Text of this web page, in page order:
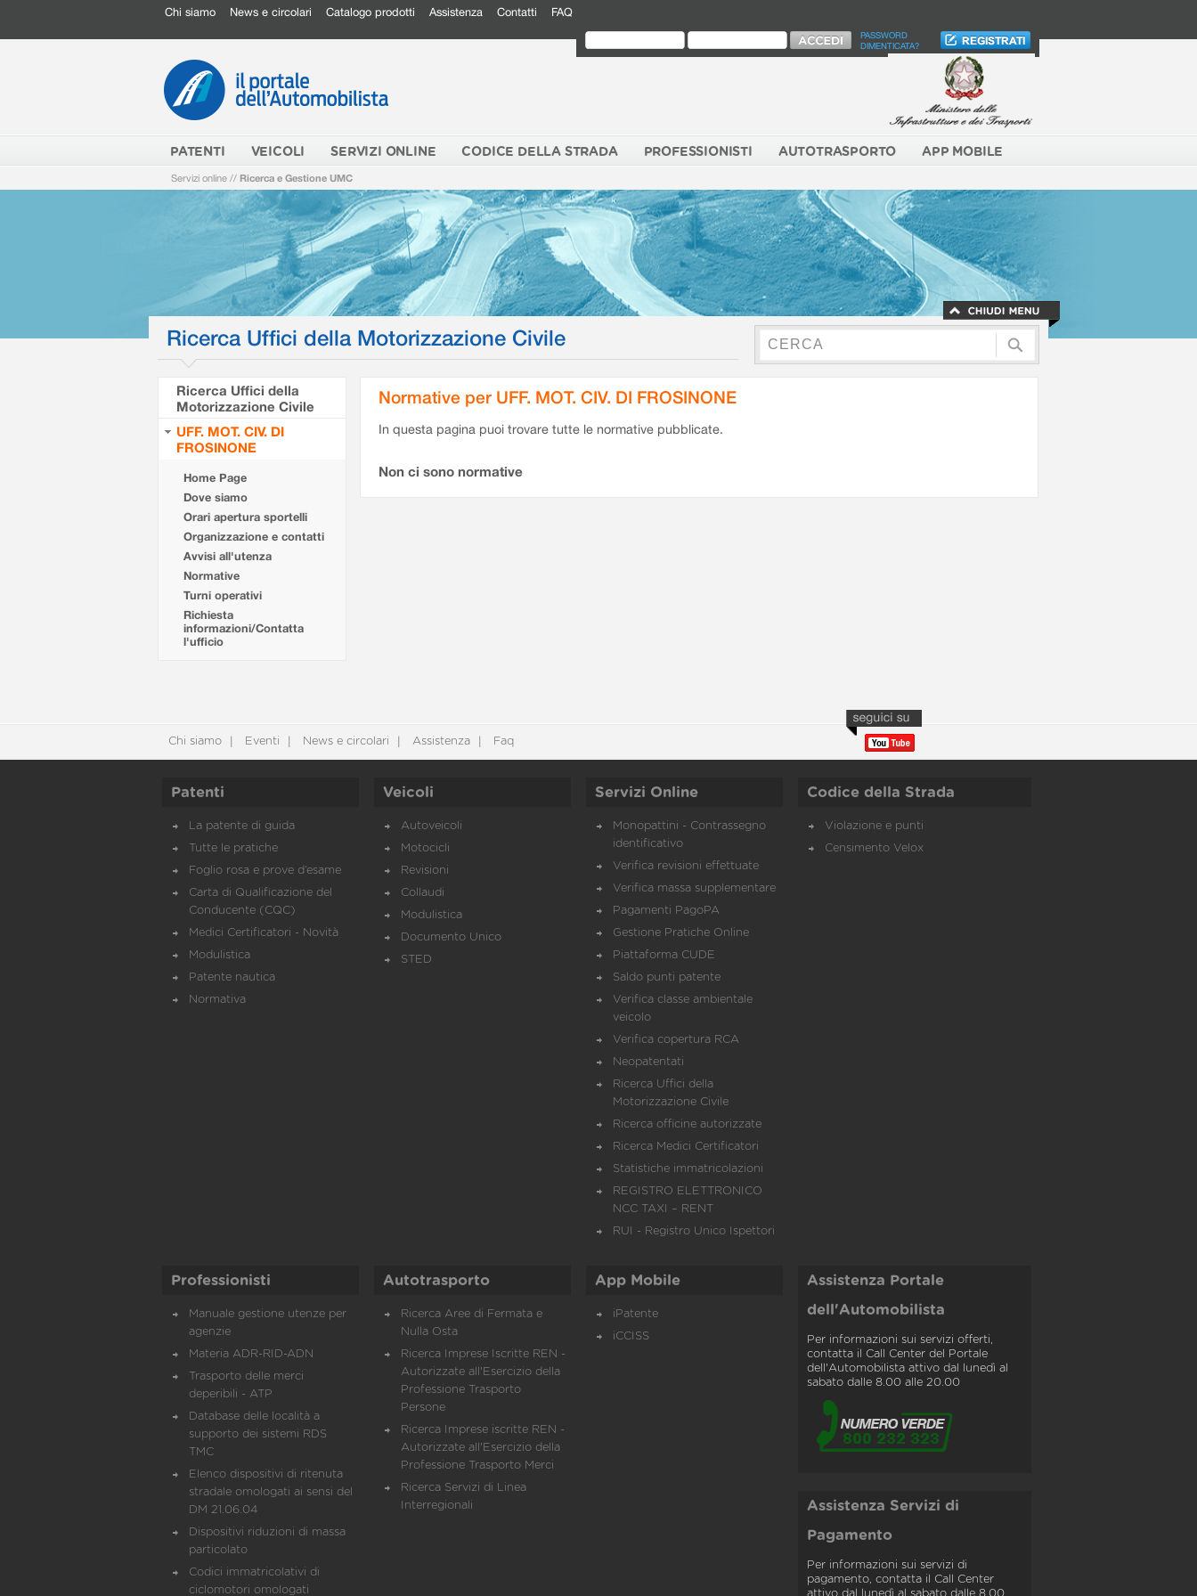
Chi siamo News e circolari Catalogo prodotti Assistenza Contatti FAQ
PASSWORD
DIMENTICATA?
PATENTI VEICOLI SERVIZI ONLINE CODICE DELLA STRADA PROFESSIONISTI AUTOTRASPORTO APP MOBILE
Servizi online // Ricerca e Gestione UMC
Ricerca Uffici della Motorizzazione Civile
Ricerca Uffici della
Motorizzazione Civile
UFF. MOT. CIV. DI
FROSINONE
Home Page
Dove siamo
Orari apertura sportelli
Organizzazione e contatti
Avvisi all'utenza
Normative
Turni operativi
Richiesta
informazioni/Contatta
l'ufficio
Normative per UFF. MOT. CIV. DI FROSINONE
In questa pagina puoi trovare tutte le normative pubblicate.
Non ci sono normative
Chi siamo Eventi News e circolari Assistenza Faq
Patenti
La patente di guida
Tutte le pratiche
Foglio rosa e prove d’esame
Carta di Qualificazione del
Conducente (CQC)
Medici Certificatori - Novità
Modulistica
Patente nautica
Normativa
Veicoli
Autoveicoli
Motocicli
Revisioni
Collaudi
Modulistica
Documento Unico
STED
Servizi Online
Monopattini - Contrassegno
identificativo
Verifica revisioni effettuate
Verifica massa supplementare
Pagamenti PagoPA
Gestione Pratiche Online
Piattaforma CUDE
Saldo punti patente
Verifica classe ambientale
veicolo
Verifica copertura RCA
Neopatentati
Ricerca Uffici della
Motorizzazione Civile
Ricerca officine autorizzate
Ricerca Medici Certificatori
Statistiche immatricolazioni
REGISTRO ELETTRONICO
NCC TAXI – RENT
RUI - Registro Unico Ispettori
Codice della Strada
Violazione e punti
Censimento Velox
Professionisti
Manuale gestione utenze per
agenzie
Materia ADR-RID-ADN
Trasporto delle merci
deperibili - ATP
Database delle località a
supporto dei sistemi RDS
TMC
Elenco dispositivi di ritenuta
stradale omologati ai sensi del
DM 21.06.04
Dispositivi riduzioni di massa
particolato
Codici immatricolativi di
ciclomotori omologati
Autotrasporto
Ricerca Aree di Fermata e
Nulla Osta
Ricerca Imprese Iscritte REN -
Autorizzate all'Esercizio della
Professione Trasporto
Persone
Ricerca Imprese iscritte REN -
Autorizzate all'Esercizio della
Professione Trasporto Merci
Ricerca Servizi di Linea
Interregionali
App Mobile
iPatente
iCCISS
Assistenza Portale
dell'Automobilista
Per informazioni sui servizi offerti,
contatta il Call Center del Portale
dell'Automobilista attivo dal lunedì al
sabato dalle 8.00 alle 20.00
Assistenza Servizi di
Pagamento
Per informazioni sui servizi di
pagamento, contatta il Call Center